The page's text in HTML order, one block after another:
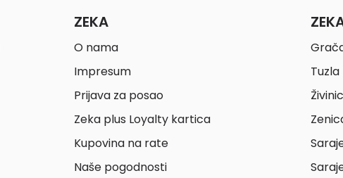
ZEKA
O nama
Impresum
Prijava za posao
Zeka plus Loyalty kartica
Kupovina na rate
Naše pogodnosti
Tuzla